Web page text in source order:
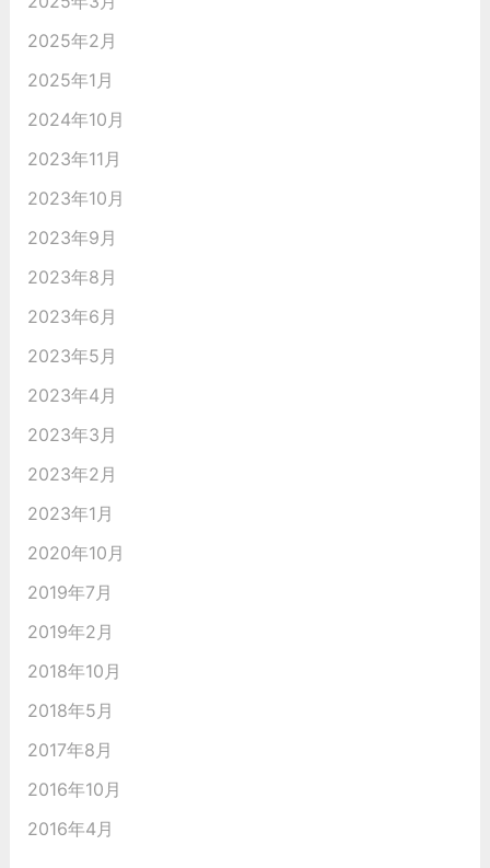
2025年2月
2025年1月
2024年10月
2023年11月
2023年10月
2023年9月
2023年8月
2023年6月
2023年5月
2023年4月
2023年3月
2023年2月
2023年1月
2020年10月
2019年7月
2019年2月
2018年10月
2018年5月
2017年8月
2016年10月
2016年4月